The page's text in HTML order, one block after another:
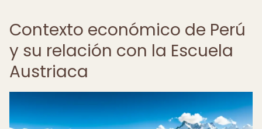
Contexto económico de Perú
y su relación con la Escuela
Austriaca